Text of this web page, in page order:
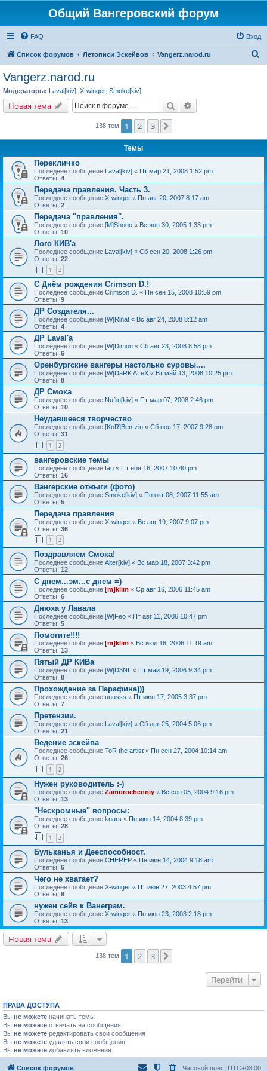
Общий Вангеровский форум
FAQ Вход
Список форумов Летописи Эскейвов Vangerz.narod.ru
Vangerz.narod.ru
Модераторы: Laval[kiv] X-winger Smoke[kiv]
Новая тема Поиск
138 тем 1 2 3
Темы
Перекличко
Последнее сообщение Laval[kiv] « Пт мар 21, 2008 1:52 pm
Ответы: 4
Передача правления. Часть 3.
Последнее сообщение X-winger « Пн авг 20, 2007 8:17 am
Ответы: 2
Передача "правления".
Последнее сообщение [M]Shogo « Вс янв 30, 2005 1:33 pm
Ответы: 10
Лого КИВ'a
Последнее сообщение Laval[kiv] « Сб сен 20, 2008 1:26 pm
Ответы: 22
1 2
С Днём рождения Crimson D.!
Последнее сообщение Crimson D. « Пн сен 15, 2008 10:59 pm
Ответы: 9
ДР Создателя...
Последнее сообщение [W]Rinat « Вс авг 24, 2008 8:12 am
Ответы: 4
ДР Laval'а
Последнее сообщение [W]Dimon « Сб авг 23, 2008 8:58 pm
Ответы: 6
Оренбургские вангеры настолько суровы....
Последнее сообщение [W]DaRK ALeX « Вт май 13, 2008 10:25 pm
Ответы: 8
ДР Смока
Последнее сообщение Nuflin[kiv] « Пт мар 07, 2008 2:46 pm
Ответы: 10
Неудавшееся творчество
Последнее сообщение [KoR]Ben-zin « Сб ноя 17, 2007 9:28 pm
Ответы: 31
1 2
вангеровские темы
Последнее сообщение fau « Пт ноя 16, 2007 10:40 pm
Ответы: 16
Вангерские отжыги (фото)
Последнее сообщение Smoke[kiv] « Пн окт 08, 2007 11:55 am
Ответы: 5
Передача правления
Последнее сообщение X-winger « Вс авг 19, 2007 9:07 pm
Ответы: 36
1 2
Поздравляем Смока!
Последнее сообщение Alter[kiv] « Вс мар 18, 2007 3:42 pm
Ответы: 12
С днем...эм...с днем =)
Последнее сообщение [m]klim « Ср авг 16, 2006 11:45 am
Ответы: 6
Днюха у Лавала
Последнее сообщение [W]Feo « Пт авг 11, 2006 10:47 pm
Ответы: 5
Помогите!!!!
Последнее сообщение [m]klim « Вс июл 16, 2006 11:19 am
Ответы: 13
Пятый ДР КИВа
Последнее сообщение [W]D3NL « Пт май 19, 2006 9:34 pm
Ответы: 8
Прохождение за Парафина)))
Последнее сообщение uuusss « Пт июн 17, 2005 3:37 pm
Ответы: 7
Претензии.
Последнее сообщение Laval[kiv] « Сб дек 25, 2004 5:06 pm
Ответы: 21
Ведение эскейва
Последнее сообщение ToR the artist « Пн сен 27, 2004 10:14 am
Ответы: 26
1 2
Нужен руководитель :-)
Последнее сообщение Zamorochenniy « Вс сен 05, 2004 9:16 pm
Ответы: 13
"Нескромные" вопросы:
Последнее сообщение knars « Пн июн 14, 2004 8:39 pm
Ответы: 28
1 2
Бульканья и Дееспособност.
Последнее сообщение CHEREP « Пн июн 14, 2004 9:18 am
Ответы: 6
Чего не хватает?
Последнее сообщение X-winger « Пт июн 27, 2003 4:57 pm
Ответы: 9
нужен сейв к Ванеграм.
Последнее сообщение X-winger « Пн июн 23, 2003 2:18 pm
Ответы: 13
Новая тема
138 тем 1 2 3
Перейти
ПРАВА ДОСТУПА
Вы не можете начинать темы
Вы не можете отвечать на сообщения
Вы не можете редактировать свои сообщения
Вы не можете удалять свои сообщения
Вы не можете добавлять вложения
Список форумов Часовой пояс: UTC+03:00